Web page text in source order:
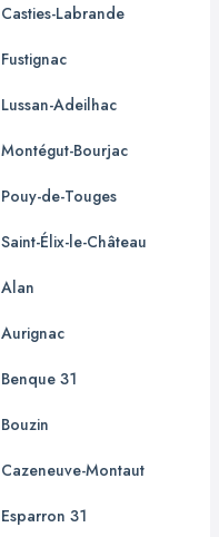
Casties-Labrande
Fustignac
Lussan-Adeilhac
Montégut-Bourjac
Pouy-de-Touges
Saint-Élix-le-Château
Alan
Aurignac
Benque 31
Bouzin
Cazeneuve-Montaut
Esparron 31